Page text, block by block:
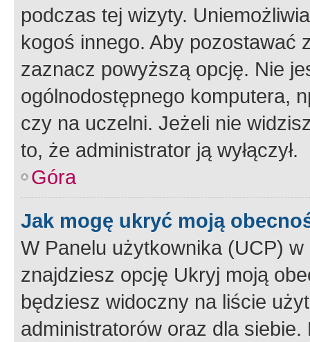
podczas tej wizyty.
kogoś innego. Aby pozostawać
zaznacz powyższą opcję. Nie
ogólnodostępnego komputera,
czy na uczelni. Jeżeli nie
to, że administrator ją wyłączył.
Góra
Jak mogę ukryć moją
W Panelu użytkownika (UCP) w
znajdziesz opcję Ukryj moją
będziesz widoczny na liście
administratorów oraz dla